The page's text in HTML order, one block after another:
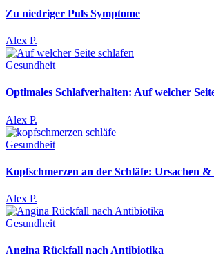
Zu niedriger Puls Symptome
Alex P.
Gesundheit
Optimales Schlafverhalten: Auf welcher
Alex P.
Gesundheit
Kopfschmerzen an der Schläfe: Ursachen
Alex P.
Gesundheit
Angina Rückfall nach Antibiotika